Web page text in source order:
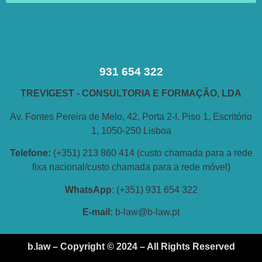
931 654 322
TREVIGEST - CONSULTORIA E FORMAÇÃO, LDA
Av. Fontes Pereira de Melo, 42, Porta 2-I, Piso 1, Escritório
1, 1050-250 Lisboa
Telefone: (+351) 213 860 414 (custo chamada para a rede
fixa nacional/custo chamada para a rede móvel)
WhatsApp: (+351) 931 654 322
E-mail: b-law@b-law.pt
b.law – Copyright © 2024 – All Rights Reserved